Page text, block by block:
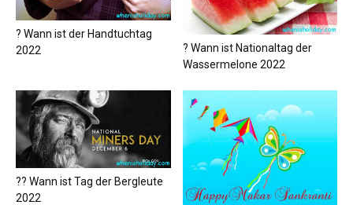
? Wann ist der Handtuchtag
2022
? Wann ist Nationaltag der
Wassermelone 2022
?‍? Wann ist Tag der Bergleute
2022